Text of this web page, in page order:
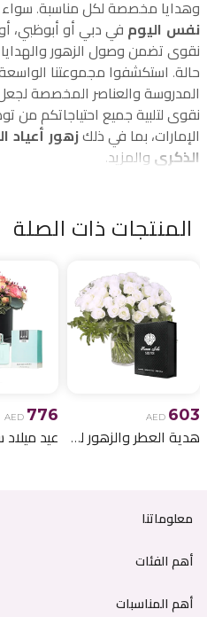
وهدايا مخصصة لكل مناسبة. سواء
نفس اليوم في دبي أو أبوظبي،
نقوى تضمن وصول الزهور
حالة. استكشفوا مجموعتنا الواسعة
المدروسة والعناصر المخصصة
نقوى لتلبية جميع احتياجاتكم من
الإمارات، بما في ذلك زهور أعياد
الذكرى والمزيد.
المنتجات ذات الصلة
AED 603
هدية العطر والزهور لعيد الميلاد 6
AED 776
عيد ميلاد
معلوماتنا
أهم الفئات
أهم المناسبات